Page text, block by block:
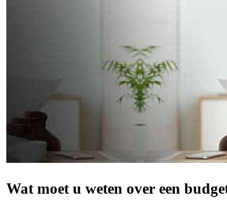
Wat moet u weten over een